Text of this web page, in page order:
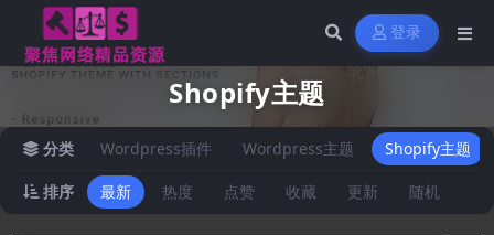
登录
Shopify主题
分类 Wordpress插件 Wordpress主题 Shopify主题
排序 最新 热度 点赞 收藏 更新 随机